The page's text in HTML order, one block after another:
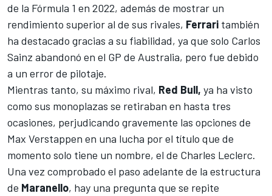
de la Fórmula 1 en 2022, además de mostrar un
rendimiento superior al de sus rivales, Ferrari también
ha destacado gracias a su fiabilidad, ya que solo Carlos
Sainz abandonó en el GP de Australia, pero fue debido
a un error de pilotaje.
Mientras tanto, su máximo rival, Red Bull, ya ha visto
como sus monoplazas se retiraban en hasta tres
ocasiones, perjudicando gravemente las opciones de
Max Verstappen en una lucha por el título que de
momento solo tiene un nombre, el de Charles Leclerc.
Una vez comprobado el paso adelante de la estructura
de Maranello, hay una pregunta que se repite